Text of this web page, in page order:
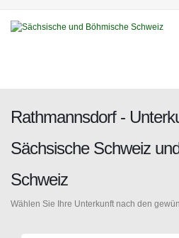
Rathmannsdorf -
Sächsische Schweiz
Schweiz
Wählen Sie Ihre Unterkunft nach den